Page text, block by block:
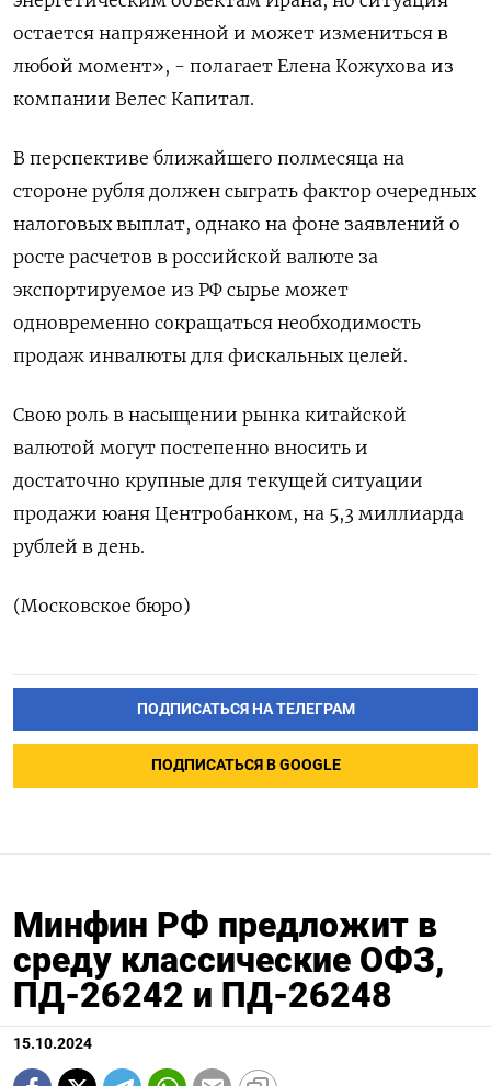
остается напряженной и может измениться в
любой момент», - полагает Елена Кожухова из
компании Велес Капитал.
В перспективе ближайшего полмесяца на
стороне рубля должен сыграть фактор очередных
налоговых выплат, однако на фоне заявлений о
росте расчетов в российской валюте за
экспортируемое из РФ сырье может
одновременно сокращаться необходимость
продаж инвалюты для фискальных целей.
Свою роль в насыщении рынка китайской
валютой могут постепенно вносить и
достаточно крупные для текущей ситуации
продажи юаня Центробанком, на 5,3 миллиарда
рублей в день.
(Московское бюро)
ПОДПИСАТЬСЯ НА ТЕЛЕГРАМ
ПОДПИСАТЬСЯ В GOOGLE
Минфин РФ предложит в
среду классические ОФЗ,
ПД-26242 и ПД-26248
15.10.2024